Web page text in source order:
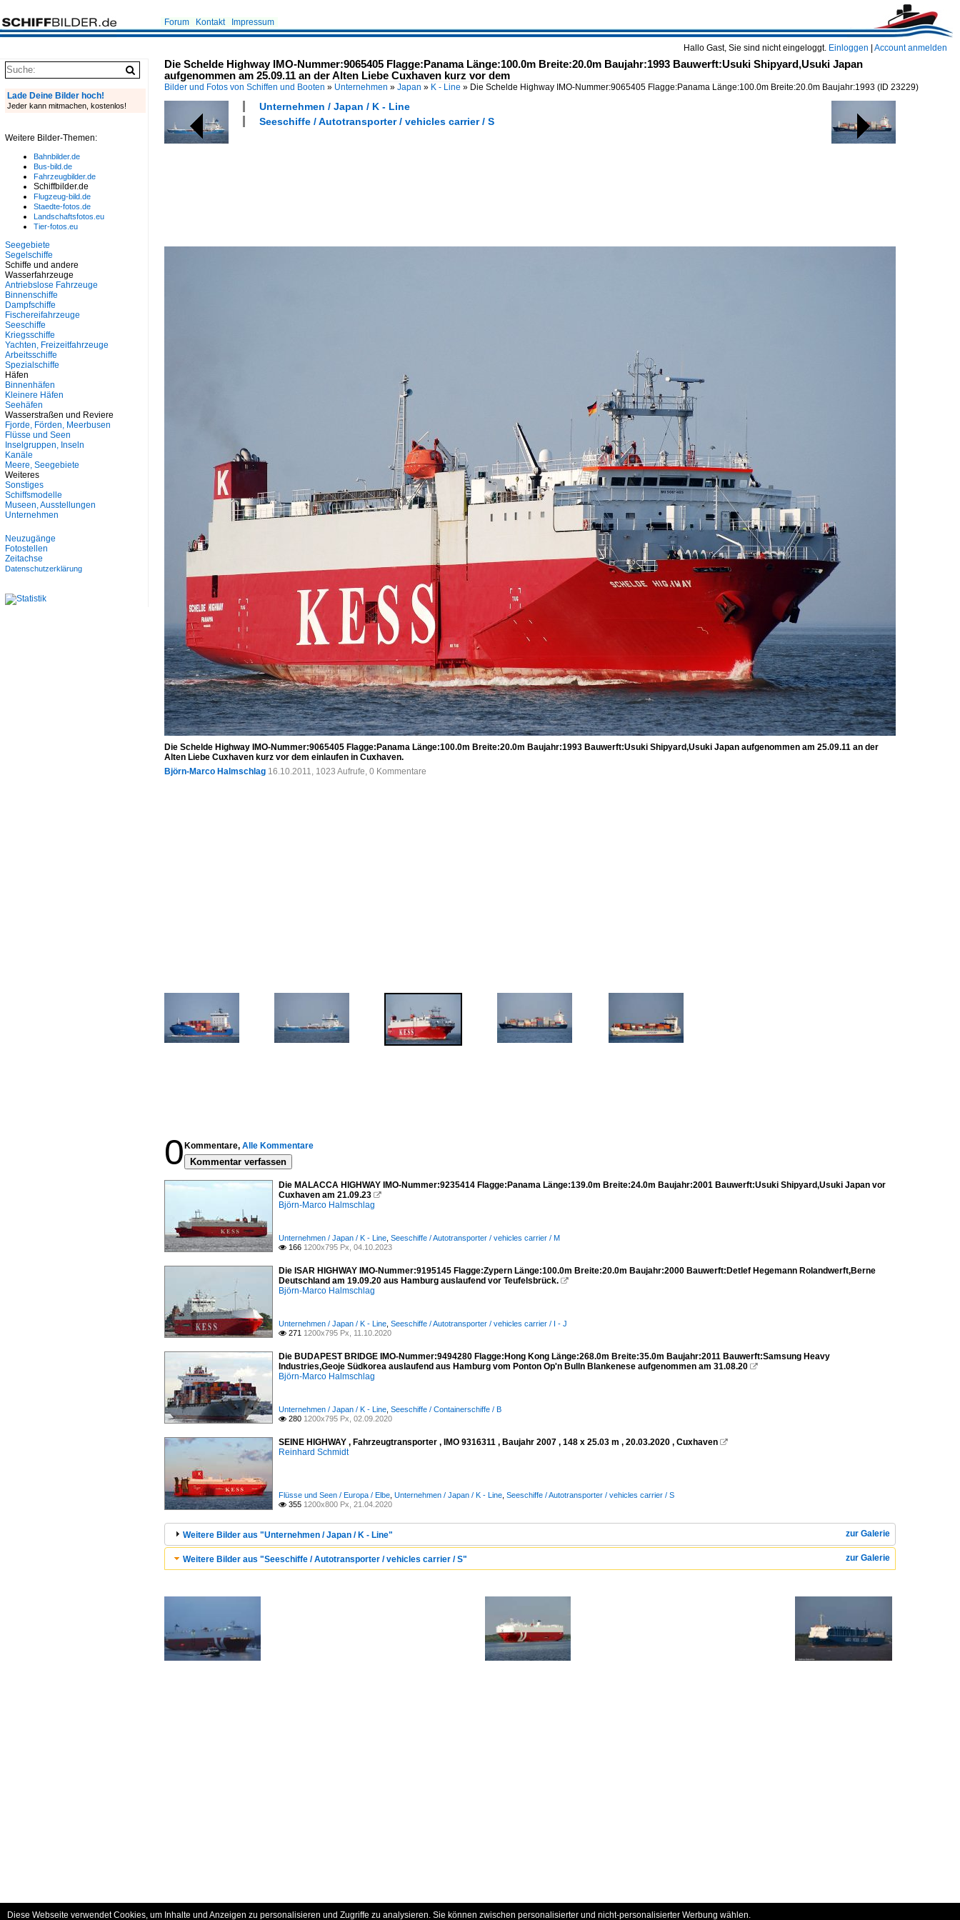
Hallo Gast, Sie sind nicht eingeloggt. Einloggen Account anmelden
Forum Kontakt Impressum
Die Schelde Highway IMO-Nummer:9065405 Flagge:Panama Länge:100.0m Breite:20.0m Baujahr:1993 Bauwerft:Usuki Shipyard,Usuki Japan
aufgenommen am 25.09.11 an der Alten Liebe Cuxhaven kurz vor dem
Bilder und Fotos von Schiffen und Booten » Unternehmen » Japan » K - Line » Die Schelde Highway IMO-Nummer:9065405 Flagge:Panama Länge:100.0m Breite:20.0m Baujahr:1993 (ID 23229)
Unternehmen / Japan / K - Line
Seeschiffe / Autotransporter / vehicles carrier / S
Die Schelde Highway IMO-Nummer:9065405 Flagge:Panama Länge:100.0m Breite:20.0m Baujahr:1993 Bauwerft:Usuki Shipyard,Usuki Japan aufgenommen am 25.09.11 an der
Alten Liebe Cuxhaven kurz vor dem einlaufen in Cuxhaven.
Björn-Marco Halmschlag 16.10.2011, 1023 Aufrufe, 0 Kommentare
0 Kommentare, Alle Kommentare
Kommentar verfassen
Die MALACCA HIGHWAY IMO-Nummer:9235414 Flagge:Panama Länge:139.0m Breite:24.0m Baujahr:2001 Bauwerft:Usuki Shipyard,Usuki Japan vor
Cuxhaven am 21.09.23 
Björn-Marco Halmschlag
Unternehmen / Japan / K - Line Seeschiffe / Autotransporter / vehicles carrier / M
 166 1200x795 Px, 04.10.2023
Die ISAR HIGHWAY IMO-Nummer:9195145 Flagge:Zypern Länge:100.0m Breite:20.0m Baujahr:2000 Bauwerft:Detlef Hegemann Rolandwerft,Berne
Deutschland am 19.09.20 aus Hamburg auslaufend vor Teufelsbrück. 
Björn-Marco Halmschlag
Unternehmen / Japan / K - Line Seeschiffe / Autotransporter / vehicles carrier / I - J
 271 1200x795 Px, 11.10.2020
Die BUDAPEST BRIDGE IMO-Nummer:9494280 Flagge:Hong Kong Länge:268.0m Breite:35.0m Baujahr:2011 Bauwerft:Samsung Heavy
Industries,Geoje Südkorea auslaufend aus Hamburg vom Ponton Op'n Bulln Blankenese aufgenommen am 31.08.20 
Björn-Marco Halmschlag
Unternehmen / Japan / K - Line Seeschiffe / Containerschiffe / B
 280 1200x795 Px, 02.09.2020
SEINE HIGHWAY , Fahrzeugtransporter , IMO 9316311 , Baujahr 2007 , 148 x 25.03 m , 20.03.2020 , Cuxhaven 
Reinhard Schmidt
Flüsse und Seen / Europa / Elbe Unternehmen / Japan / K - Line Seeschiffe / Autotransporter / vehicles carrier / S
 355 1200x800 Px, 21.04.2020
zur Galerie
Weitere Bilder aus "Unternehmen / Japan / K - Line"
zur Galerie
Weitere Bilder aus "Seeschiffe / Autotransporter / vehicles carrier / S"
Lade Deine Bilder hoch!
Jeder kann mitmachen, kostenlos!
Weitere Bilder-Themen:
Bahnbilder.de
Bus-bild.de
Fahrzeugbilder.de
Schiffbilder.de
Flugzeug-bild.de
Staedte-fotos.de
Landschaftsfotos.eu
Tier-fotos.eu
Seegebiete
Segelschiffe
Schiffe und andere
Wasserfahrzeuge
Antriebslose Fahrzeuge
Binnenschiffe
Dampfschiffe
Fischereifahrzeuge
Seeschiffe
Kriegsschiffe
Yachten, Freizeitfahrzeuge
Arbeitsschiffe
Spezialschiffe
Häfen
Binnenhäfen
Kleinere Häfen
Seehäfen
Wasserstraßen und Reviere
Fjorde, Förden, Meerbusen
Flüsse und Seen
Inselgruppen, Inseln
Kanäle
Meere, Seegebiete
Weiteres
Sonstiges
Schiffsmodelle
Museen, Ausstellungen
Unternehmen
Neuzugänge
Fotostellen
Zeitachse
Datenschutzerklärung
Diese Webseite verwendet Cookies, um Inhalte und Anzeigen zu personalisieren und Zugriffe zu analysieren. Sie können zwischen personalisierter und nicht-personalisierter Werbung wählen.